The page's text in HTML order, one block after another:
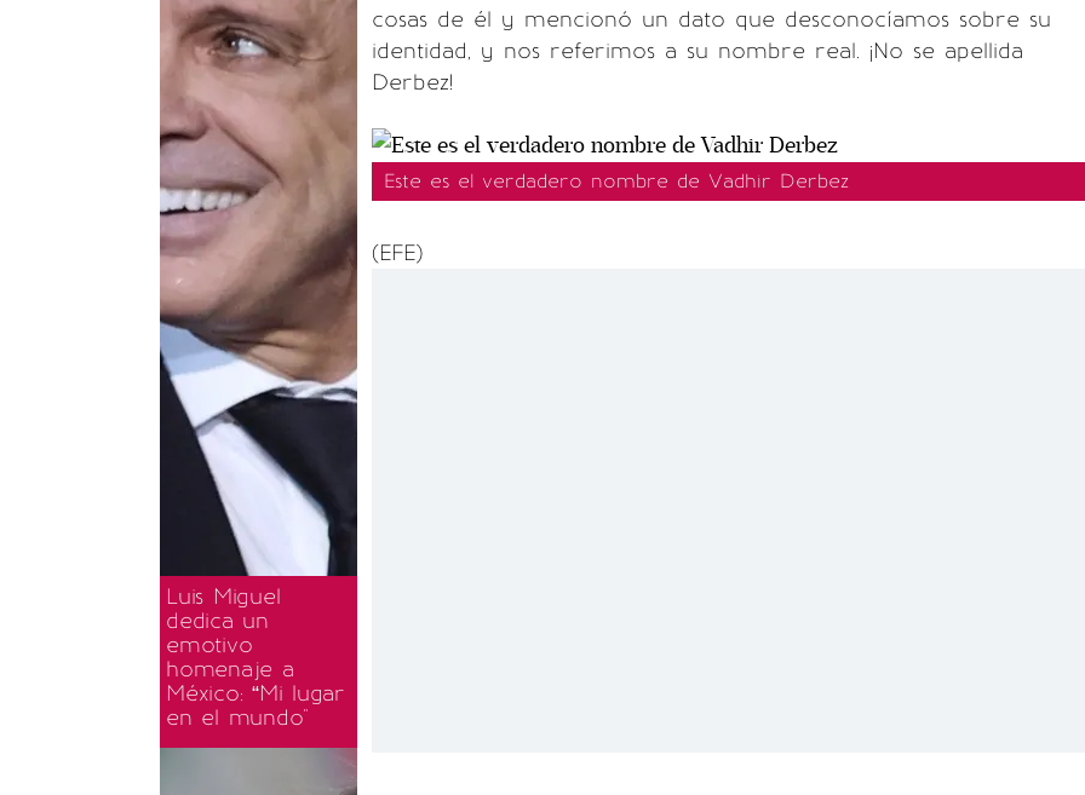
Luis Miguel
dedica un
emotivo
homenaje a
México: “Mi lugar
en el mundo"
cosas de él y mencionó un dato que desconocíamos sobre su
identidad, y nos referimos a su nombre real. ¡No se apellida
Derbez!
Este es el verdadero nombre de Vadhir Derbez
(EFE)